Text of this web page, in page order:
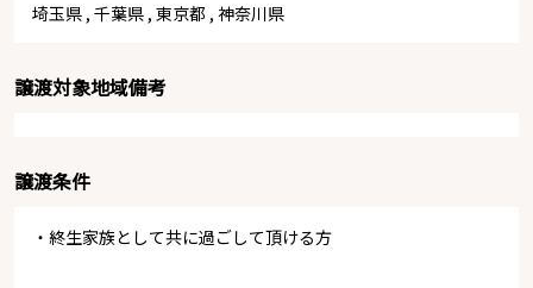
埼玉県 , 千葉県 , 東京都 , 神奈川県
譲渡対象地域備考
譲渡条件
・終生家族として共に過ごして頂ける方